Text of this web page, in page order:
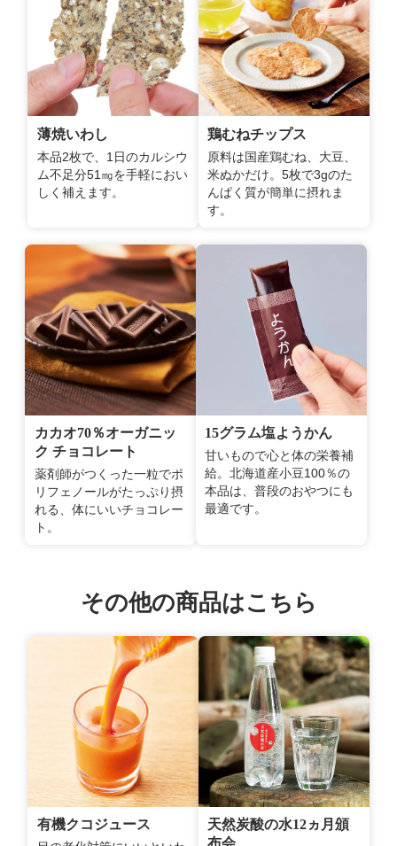
薄焼いわし
本品2枚で、1日のカルシウ
ム不足分51㎎を手軽におい
しく補えます。
鶏むねチップス
原料は国産鶏むね、大豆、
米ぬかだけ。5枚で3gのた
んぱく質が簡単に摂れま
す。
カカオ70％オーガニッ
ク チョコレート
薬剤師がつくった一粒でポ
リフェノールがたっぷり摂
れる、体にいいチョコレー
ト。
15グラム塩ようかん
甘いもので心と体の栄養補
給。北海道産小豆100％の
本品は、普段のおやつにも
最適です。
その他の商品はこちら
有機クコジュース
天然炭酸の水12ヵ月頒
布会